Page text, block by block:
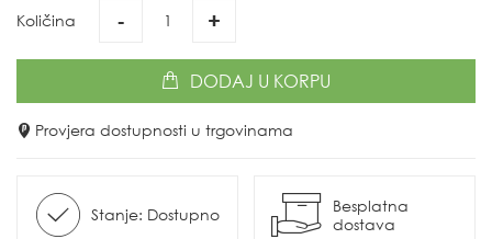
Količina - +
DODAJ U KORPU
Provjera dostupnosti u trgovinama
Stanje: Dostupno
Besplatna
dostava